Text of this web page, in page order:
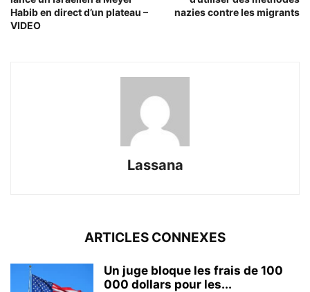
Habib en direct d’un plateau –
VIDEO
nazies contre les migrants
Lassana
ARTICLES CONNEXES
Un juge bloque les frais de 100
000 dollars pour les...